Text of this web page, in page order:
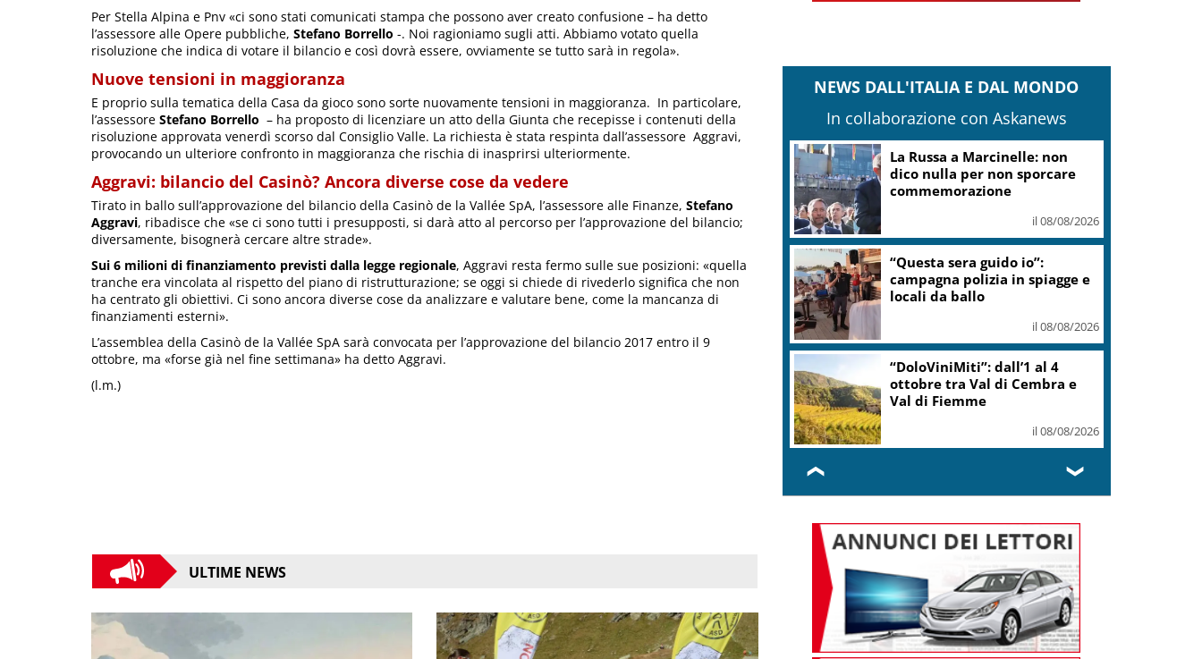
Per Stella Alpina e Pnv «ci sono stati comunicati stampa che possono aver creato confusione – ha detto
l’assessore alle Opere pubbliche, Stefano Borrello -. Noi ragioniamo sugli atti. Abbiamo votato quella
risoluzione che indica di votare il bilancio e così dovrà essere, ovviamente se tutto sarà in regola».
Nuove tensioni in maggioranza
E proprio sulla tematica della Casa da gioco sono sorte nuovamente tensioni in maggioranza. In particolare,
l’assessore Stefano Borrello – ha proposto di licenziare un atto della Giunta che recepisse i contenuti della
risoluzione approvata venerdì scorso dal Consiglio Valle. La richiesta è stata respinta dall’assessore Aggravi,
provocando un ulteriore confronto in maggioranza che rischia di inasprirsi ulteriormente.
Aggravi: bilancio del Casinò? Ancora diverse cose da vedere
Tirato in ballo sull’approvazione del bilancio della Casinò de la Vallée SpA, l’assessore alle Finanze, Stefano
Aggravi, ribadisce che «se ci sono tutti i presupposti, si darà atto al percorso per l’approvazione del bilancio;
diversamente, bisognerà cercare altre strade».
Sui 6 milioni di finanziamento previsti dalla legge regionale, Aggravi resta fermo sulle sue posizioni: «quella
tranche era vincolata al rispetto del piano di ristrutturazione; se oggi si chiede di rivederlo significa che non
ha centrato gli obiettivi. Ci sono ancora diverse cose da analizzare e valutare bene, come la mancanza di
finanziamenti esterni».
L’assemblea della Casinò de la Vallée SpA sarà convocata per l’approvazione del bilancio 2017 entro il 9
ottobre, ma «forse già nel fine settimana» ha detto Aggravi.
(l.m.)
ULTIME NEWS
NEWS DALL'ITALIA E DAL MONDO
In collaborazione con Askanews
Mondiali di Wakeboard 2026:
tre ori azzurri al Lago del Salto
Ex avvocato personale Trump,
Blanche è nuovo Procuratore
Generale Usa
La Spagna ripristina i controlli,
la Farnesina rafforza
l’assistenza
il 08/08/2026
❮ ❯